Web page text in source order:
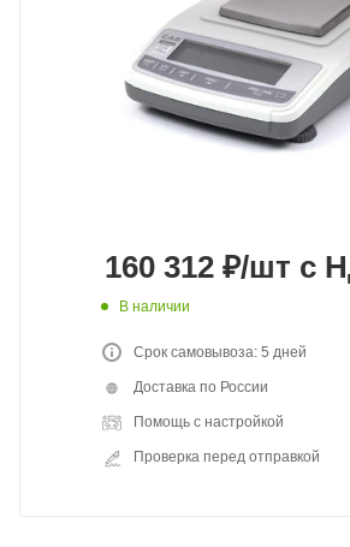
160 312 ₽/шт с
В наличии
Срок самовывоза: 5 дней
Доставка по России
Помощь с настройкой
Проверка перед отправкой